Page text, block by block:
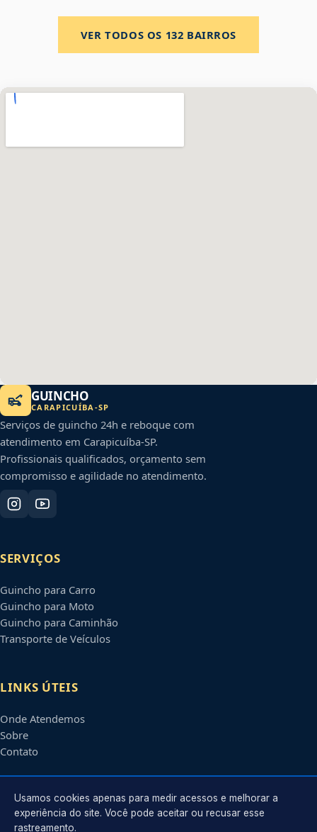
VER TODOS OS 132 BAIRROS
GUINCHO
CARAPICUÍBA -SP
Serviços de guincho 24h e reboque com
atendimento em Carapicuíba-SP.
Profissionais qualificados, orçamento sem
compromisso e agilidade no atendimento.
SERVIÇOS
Guincho para Carro
Guincho para Moto
Guincho para Caminhão
Transporte de Veículos
LINKS ÚTEIS
Onde Atendemos
Sobre
Contato
CONTATO
Usamos cookies apenas para medir acessos e melhorar a
experiência do site. Você pode aceitar ou recusar esse
rastreamento.